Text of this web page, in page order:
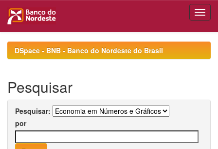
navigationDSpace - BNB - Banco do Nordeste do Brasil
Pesquisar
Pesquisar:
por